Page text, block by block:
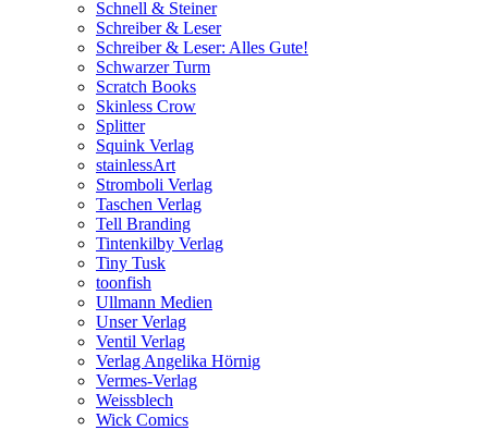
Schnell & Steiner
Schreiber & Leser
Schreiber & Leser: Alles Gute!
Schwarzer Turm
Scratch Books
Skinless Crow
Splitter
Squink Verlag
stainlessArt
Stromboli Verlag
Taschen Verlag
Tell Branding
Tintenkilby Verlag
Tiny Tusk
toonfish
Ullmann Medien
Unser Verlag
Ventil Verlag
Verlag Angelika Hörnig
Vermes-Verlag
Weissblech
Wick Comics